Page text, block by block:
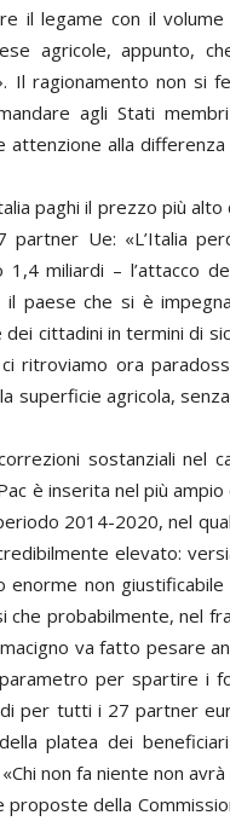
il legame con il
agricole, appunto,
Il ragionamento non si
agli Stati
alla
paghi il prezzo più
Ue: «L’Italia
miliardi – l’attacco
paese che si è
cittadini in termini di
ritroviamo ora
superficie agricola,
sostanziali nel
è inserita nel più
2014-2020, nel
elevato:
non
probabilmente, nel
va fatto pesare
per spartire i
per tutti i 27 partner
platea dei
non fa niente non avrà
proposte della